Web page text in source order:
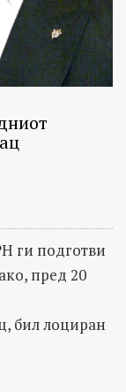
ги подготви
пред 20
бил лоциран